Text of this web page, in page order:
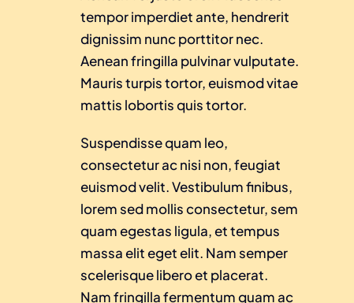
tempor imperdiet ante, hendrerit
dignissim nunc porttitor nec.
Aenean fringilla pulvinar vulputate.
Mauris turpis tortor, euismod vitae
mattis lobortis quis tortor.
Suspendisse quam leo,
consectetur ac nisi non, feugiat
euismod velit. Vestibulum finibus,
lorem sed mollis consectetur, sem
quam egestas ligula, et tempus
massa elit eget elit. Nam semper
scelerisque libero et placerat.
Nam fringilla fermentum quam ac